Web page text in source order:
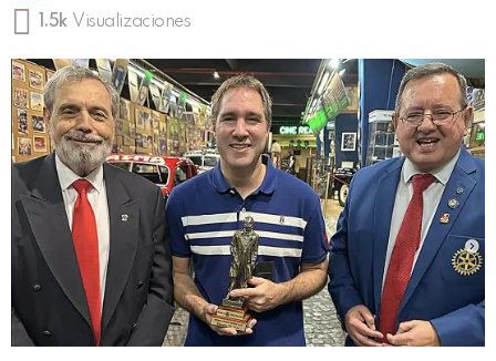
1.5k Visualizaciones